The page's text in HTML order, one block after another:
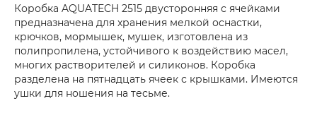
Коробка AQUATECH 2515 двусторонняя с ячейками
предназначена для хранения мелкой оснастки,
крючков, мормышек, мушек, изготовлена из
полипропилена, устойчивого к воздействию масел,
многих растворителей и силиконов. Коробка
разделена на пятнадцать ячеек с крышками. Имеются
ушки для ношения на тесьме.